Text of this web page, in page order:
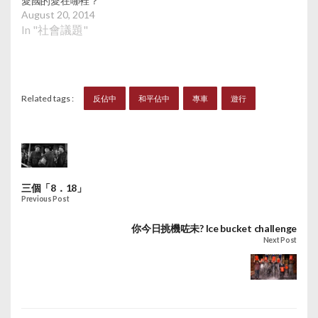
August 20, 2014
In "社會議題"
Related tags : 反佔中 和平佔中 專車 遊行
三個「8．18」
Previous Post
你今日挑機咗未? Ice bucket challenge
Next Post